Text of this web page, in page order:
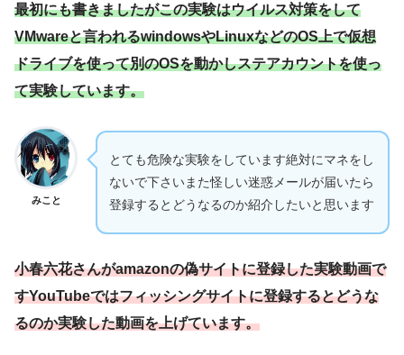
最初にも書きましたがこの実験はウイルス対策をして
VMwareと言われるwindowsやLinuxなどのOS上で仮想
ドライブを使って別のOSを動かしステアカウントを使っ
て実験しています。
みこと
とても危険な実験をしています絶対にマネをし
ないで下さいまた怪しい迷惑メールが届いたら
登録するとどうなるのか紹介したいと思います
小春六花さんがamazonの偽サイトに登録した実験動画で
すYouTubeではフィッシングサイトに登録するとどうな
るのか実験した動画を上げています。